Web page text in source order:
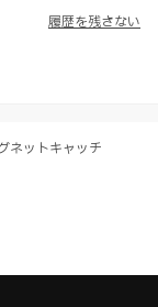
ります。
サイト利用規
いただき、内容の
履歴を残さない
ネットキャッチ